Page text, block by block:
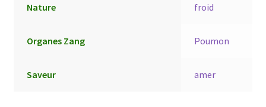
Nature froid
Organes Zang Poumon
Saveur amer